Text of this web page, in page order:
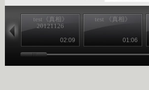
test《真相》
20121126
02:09
test 《真相》
01:06